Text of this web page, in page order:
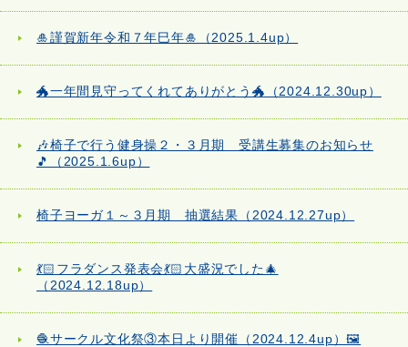
🎍謹賀新年令和７年巳年🎍（2025.1.4up）
🐲一年間見守ってくれてありがとう🐲（2024.12.30up）
🎶椅子で行う健身操２・３月期 受講生募集のお知らせ
🎵（2025.1.6up）
椅子ヨーガ１～３月期 抽選結果（2024.12.27up）
💃🏻フラダンス発表会💃🏻大盛況でした🎄
（2024.12.18up）
🧶サークル文化祭③本日より開催（2024.12.4up）🖼️